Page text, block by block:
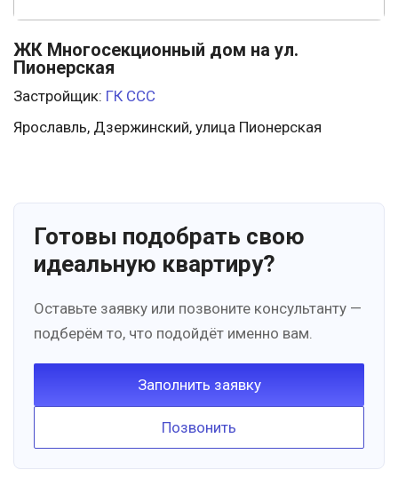
ЖК Многосекционный дом на ул.
Пионерская
Застройщик: ГК ССС
Ярославль, Дзержинский, улица Пионерская
Готовы подобрать свою
идеальную квартиру?
Оставьте заявку или позвоните консультанту —
подберём то, что подойдёт именно вам.
Заполнить заявку
Позвонить